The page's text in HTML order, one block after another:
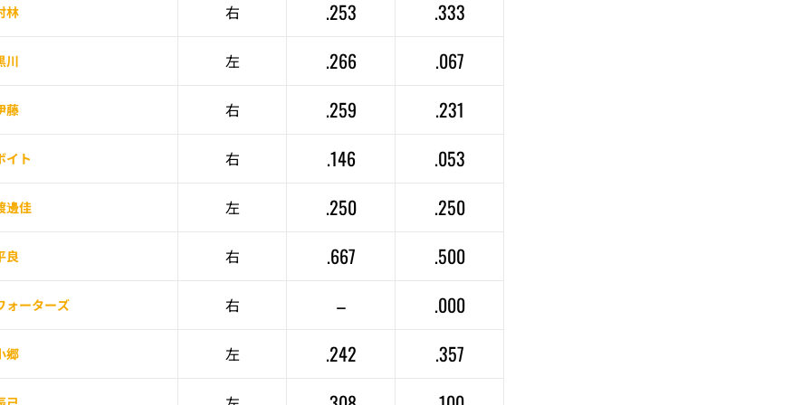
林 右 .253 .333
川 左 .266 .067
藤 右 .259 .231
イト 右 .146 .053
邊佳 左 .250 .250
良 右 .667 .500
ォーターズ 右 – .000
郷 左 .242 .357